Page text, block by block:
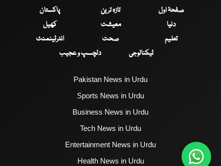
صفحۂ اول تازہ ترین
پاکستان
دنیا
معیشت
کھیل
تعلیم
صحت
انٹرٹینمنٹ
ٹیکنالوجی
دلچسپ و عجیب
Pakistan News in Urdu
Sports News in Urdu
Business News in Urdu
Tech News in Urdu
Entertainment News in Urdu
Health News in Urdu